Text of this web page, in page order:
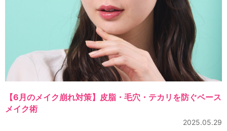
【6月のメイク崩れ対策】皮脂・毛穴・テカリを防ぐベース
メイク術
2025.05.29